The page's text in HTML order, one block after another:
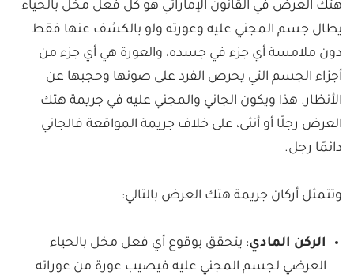
هتك العرض في القانون الإماراتي هو كل فعل مخل بالحياء
يطال جسم المجني عليه وعورته ولو بالكشف عنها فقط
دون ملامسة أي جزء في جسده، والعورة هي أي جزء من
أجزاء الجسم التي يحرص الفرد على صونها وحجبها عن
الأنظار. هذا ويكون الجاني والمجني عليه في جريمة هتك
العرض رجلًا أو أنثى، على خلاف جريمة المواقعة فالجاني
دائمًا رجل.
وتتمثل أركان جريمة هتك العرض بالتالي:
الركن المادي: يتحقق بوقوع أي فعل مخل بالحياء
العرضي لجسم المجني عليه فيصيب عورة من عوراته